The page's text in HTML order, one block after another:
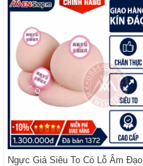
Ngực Giả Siêu To Có Lỗ Âm Đạo